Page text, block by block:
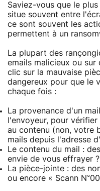
Saviez-vous que le
situe souvent entre
ce sont souvent les
permettent à un
La plupart des
emails malicieux ou
clic sur la mauvaise
dangereux pour que le
chaque fois :
La provenance d'un
l'envoyeur, pour
au contenu (non, votre
mails depuis l'adresse
Le contenu du mail :
envie de vous effrayer
La pièce-jointe : des
ou encore « Scann